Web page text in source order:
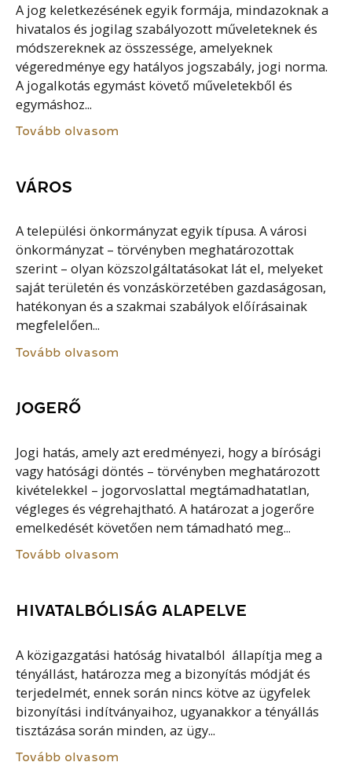
A jog keletkezésének egyik formája, mindazoknak a
hivatalos és jogilag szabályozott műveleteknek és
módszereknek az összessége, amelyeknek
végeredménye egy hatályos jogszabály, jogi norma.
A jogalkotás egymást követő műveletekből és
egymáshoz...
Tovább olvasom
VÁROS
A települési önkormányzat egyik típusa. A városi
önkormányzat – törvényben meghatározottak
szerint – olyan közszolgáltatásokat lát el, melyeket
saját területén és vonzáskörzetében gazdaságosan,
hatékonyan és a szakmai szabályok előírásainak
megfelelően...
Tovább olvasom
JOGERŐ
Jogi hatás, amely azt eredményezi, hogy a bírósági
vagy hatósági döntés – törvényben meghatározott
kivételekkel – jogorvoslattal megtámadhatatlan,
végleges és végrehajtható. A határozat a jogerőre
emelkedését követően nem támadható meg...
Tovább olvasom
HIVATALBÓLISÁG ALAPELVE
A közigazgatási hatóság hivatalból állapítja meg a
tényállást, határozza meg a bizonyítás módját és
terjedelmét, ennek során nincs kötve az ügyfelek
bizonyítási indítványaihoz, ugyanakkor a tényállás
tisztázása során minden, az ügy...
Tovább olvasom